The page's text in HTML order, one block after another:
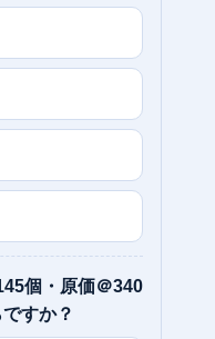
個・原価＠340
すか？